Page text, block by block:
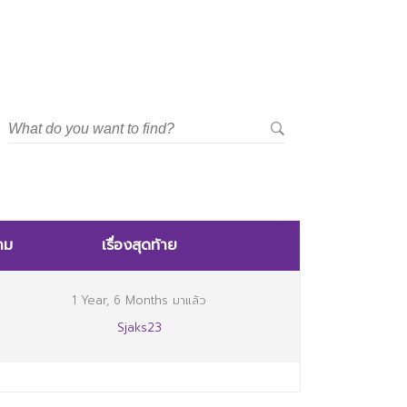
ม เรื่องสุดท้าย
1 Year, 6 Months มาแล้ว
Sjaks23